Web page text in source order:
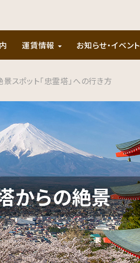
運賃情報 お知らせ・イベント
スポット「忠霊塔」への行き方
からの絶景